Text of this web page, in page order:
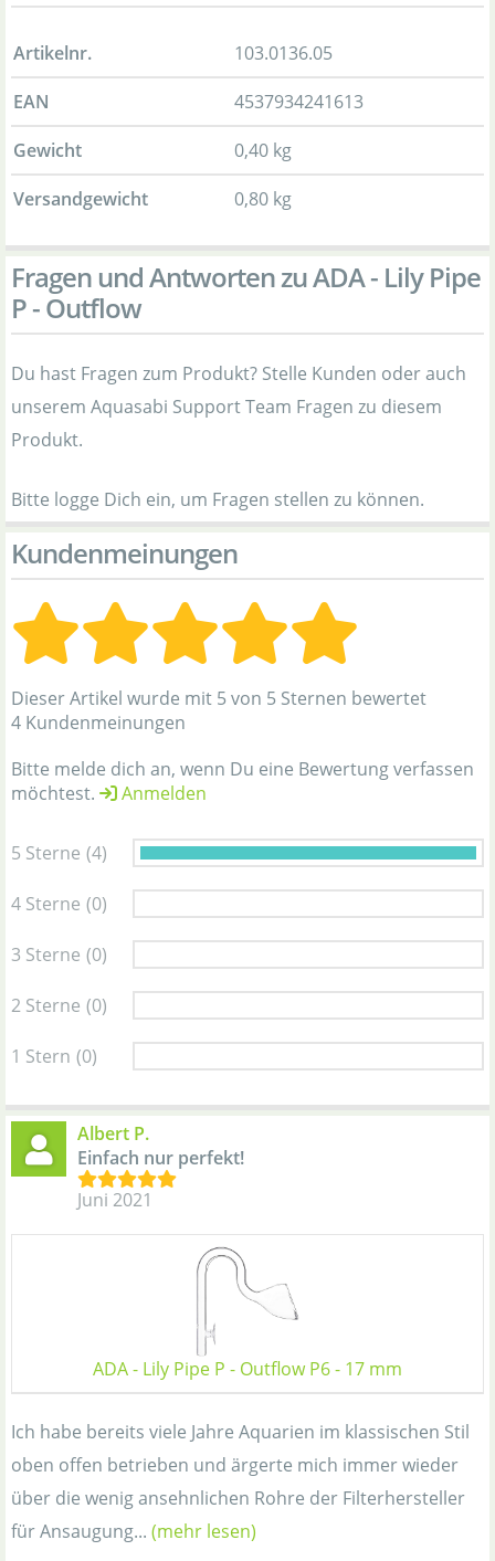
Artikelnr.
103.0136.05
EAN
4537934241613
Gewicht
0,40 kg
Versandgewicht
0,80 kg
Fragen und Antworten zu ADA - Lily Pipe
P - Outflow
Du hast Fragen zum Produkt? Stelle Kunden oder auch
unserem Aquasabi Support Team Fragen zu diesem
Produkt.
Bitte logge Dich ein, um Fragen stellen zu können.
Kundenmeinungen
Dieser Artikel wurde mit 5 von 5 Sternen bewertet
4 Kundenmeinungen
Bitte melde dich an, wenn Du eine Bewertung verfassen
möchtest.
Anmelden
5 Sterne (4)
4 Sterne (0)
3 Sterne (0)
2 Sterne (0)
1 Stern (0)
Albert P.
Einfach nur perfekt!
Juni 2021
ADA - Lily Pipe P - Outflow P6 - 17 mm
Ich habe bereits viele Jahre Aquarien im klassischen Stil
oben offen betrieben und ärgerte mich immer wieder
über die wenig ansehnlichen Rohre der Filterhersteller
für Ansaugung... (mehr lesen)